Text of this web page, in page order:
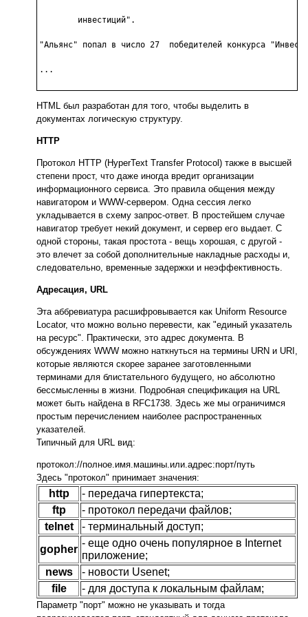
"Альянс" попал в число 27  победителей конкурса
...
HTML был разработан для того, чтобы выделить в
документах логическую структуру.
HTTP
Протокол HTTP (HyperText Transfer Protocol) также в высшей
степени прост, что даже иногда вредит организации
информационного сервиса. Это правила общения между
навигатором и WWW-сервером. Одна сессия легко
укладывается в схему запрос-ответ. В простейшем случае
навигатор требует некий документ, и сервер его выдает. С
одной стороны, такая простота - вещь хорошая, с другой -
это влечет за собой дополнительные накладные расходы и,
следовательно, временные задержки и неэффективность.
Адресация, URL
Эта аббревиатура расшифровывается как Uniform Resource
Locator, что можно вольно перевести, как "единый указатель
на ресурс". Практически, это адрес документа. В
обсуждениях WWW можно наткнуться на термины URN и URI,
которые являются скорее заранее заготовленными
терминами для блистательного будущего, но абсолютно
бессмысленны в жизни. Подробная спецификация на URL
может быть найдена в RFC1738. Здесь же мы ограничимся
простым перечислением наиболее распространенных
указателей.
Типичный для URL вид:
протокол://полное.имя.машины.или.адрес:порт/путь
Здесь "протокол" принимает значения:
http
- передача гипертекста;
ftp
- протокол передачи файлов;
telnet
- терминальный доступ;
gopher
- еще одно очень популярное в Internet
приложение;
news
- новости Usenet;
file
- для доступа к локальным файлам;
Параметр "порт" можно не указывать и тогда